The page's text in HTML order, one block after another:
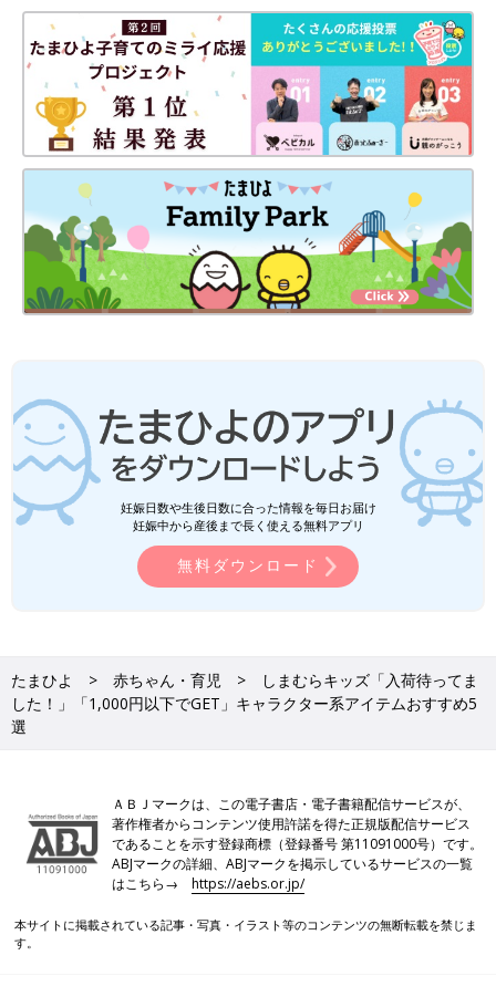
妊娠日数や生後日数に合った情報を毎日お届け
妊娠中から産後まで長く使える無料アプリ
無料ダウンロード
たまひよ 赤ちゃん・育児
しまむらキッズ「入荷待ってま
した！」「1,000円以下でGET」キャラクター系アイテムおすすめ5
選
ＡＢＪマークは、この電子書店・電子書籍配信サービスが、
著作権者からコンテンツ使用許諾を得た正規版配信サービス
であることを示す登録商標（登録番号 第11091000号）です。
ABJマークの詳細、ABJマークを掲示しているサービスの一覧
はこちら→https://aebs.or.jp/
本サイトに掲載されている記事・写真・イラスト等のコンテンツの無断転載を禁じま
す。